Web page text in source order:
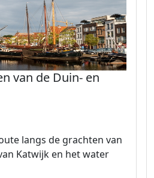
van de Duin- en
langs de grachten van
Katwijk en het water